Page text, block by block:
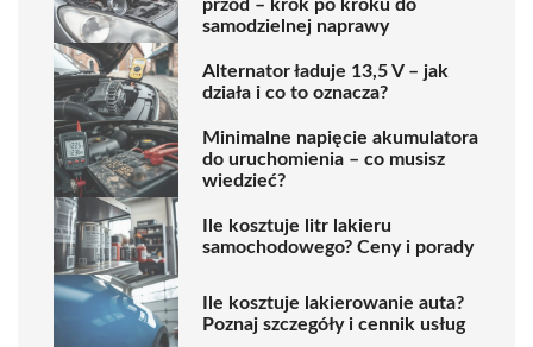
przód – krok po kroku do
samodzielnej naprawy
Alternator ładuje 13,5 V – jak
działa i co to oznacza?
Minimalne napięcie akumulatora
do uruchomienia – co musisz
wiedzieć?
Ile kosztuje litr lakieru
samochodowego? Ceny i porady
Ile kosztuje lakierowanie auta?
Poznaj szczegóły i cennik usług